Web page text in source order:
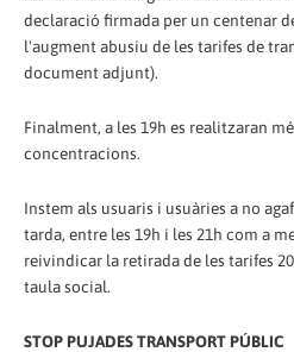
declaració firmada per un centenar
l'augment abusiu de les tarifes de
document adjunt).
Finalment, a les 19h es realitzaran
concentracions.
Instem als usuaris i usuàries a no
tarda, entre les 19h i les 21h com a
reivindicar la retirada de les tarifes
taula social.
STOP PUJADES TRANSPORT PÚBLIC